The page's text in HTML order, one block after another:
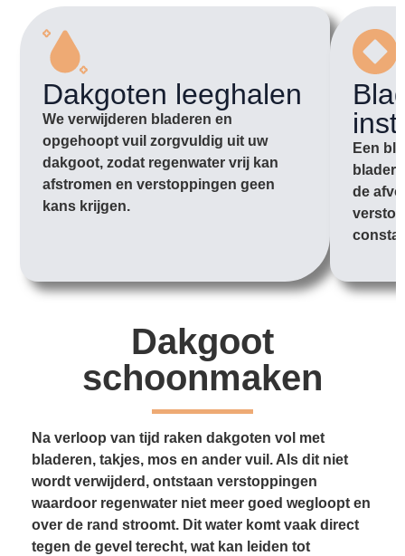
Dakgoten leeghalen
We verwijderen bladeren en
opgehoopt vuil zorgvuldig uit uw
dakgoot, zodat regenwater vrij kan
afstromen en verstoppingen geen
kans krijgen.
Een
de
Dakgoot
schoonmaken
Na verloop van tijd raken dakgoten vol met
bladeren, takjes, mos en ander vuil. Als dit niet
wordt verwijderd, ontstaan verstoppingen
waardoor regenwater niet meer goed wegloopt en
over de rand stroomt. Dit water komt vaak direct
tegen de gevel terecht, wat kan leiden tot